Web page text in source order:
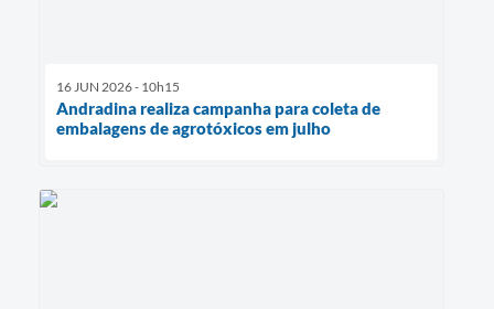
16 JUN 2026 - 10h15
Andradina realiza campanha para coleta de
embalagens de agrotóxicos em julho